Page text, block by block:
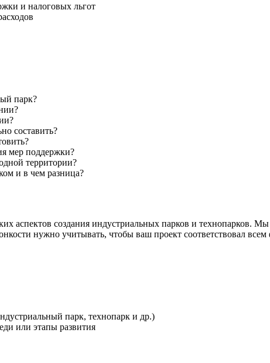
и налоговых льгот
парк?
составить?
мер поддержки?
территории?
и в чем разница?
аспектов создания индустриальных парков и технопарков.
нужно учитывать, чтобы ваш проект соответствовал
парк, технопарк и др.)
или этапы развития